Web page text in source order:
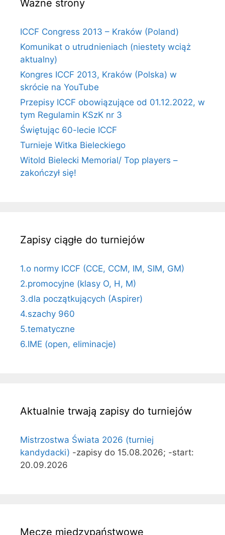
Ważne strony
ICCF Congress 2013 – Kraków (Poland)
Komunikat o utrudnieniach (niestety wciąż
aktualny)
Kongres ICCF 2013, Kraków (Polska) w
skrócie na YouTube
Przepisy ICCF obowiązujące od 01.12.2022, w
tym Regulamin KSzK nr 3
Świętując 60-lecie ICCF
Turnieje Witka Bieleckiego
Witold Bielecki Memorial/ Top players –
zakończył się!
Zapisy ciągłe do turniejów
1.o normy ICCF (CCE, CCM, IM, SIM, GM)
2.promocyjne (klasy O, H, M)
3.dla początkujących (Aspirer)
4.szachy 960
5.tematyczne
6.IME (open, eliminacje)
Aktualnie trwają zapisy do turniejów
Mistrzostwa Świata 2026 (turniej
kandydacki) -zapisy do 15.08.2026; -start:
20.09.2026
Mecze międzypaństwowe